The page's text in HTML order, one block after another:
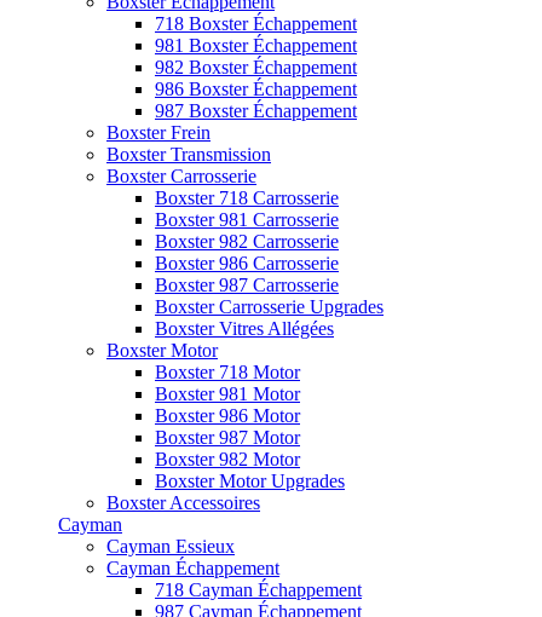
718 Boxster Échappement
981 Boxster Échappement
982 Boxster Échappement
986 Boxster Échappement
987 Boxster Échappement
Boxster Frein
Boxster Transmission
Boxster Carrosserie
Boxster 718 Carrosserie
Boxster 981 Carrosserie
Boxster 982 Carrosserie
Boxster 986 Carrosserie
Boxster 987 Carrosserie
Boxster Carrosserie Upgrades
Boxster Vitres Allégées
Boxster Motor
Boxster 718 Motor
Boxster 981 Motor
Boxster 986 Motor
Boxster 987 Motor
Boxster 982 Motor
Boxster Motor Upgrades
Boxster Accessoires
Cayman
Cayman Essieux
Cayman Échappement
718 Cayman Échappement
987 Cayman Échappement